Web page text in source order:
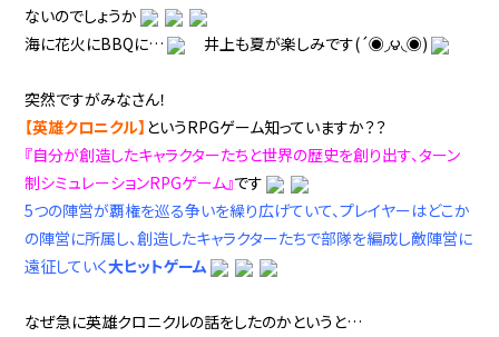
ないのでしょうか
海に花火にBBQに…
井上も夏が楽しみです(´◉◞౪◟◉)
突然ですがみなさん！
【英雄クロニクル】 というRPGゲーム知っていますか？？
『自分が創造したキャラクターたちと世界の歴史を創り出す、ターン
制シミュレーションRPGゲーム』です
5つの陣営が覇権を巡る争いを繰り広げていて、プレイヤーはどこか
の陣営に所属し、創造したキャラクターたちで部隊を編成し敵陣営に
遠征していく大ヒットゲーム
なぜ急に英雄クロニクルの話をしたのかというと…